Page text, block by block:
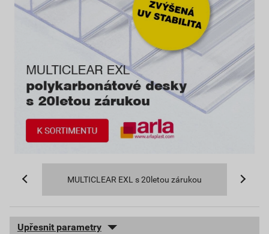
MULTICLEAR EXL s 20letou zárukou
Upřesnit parametry